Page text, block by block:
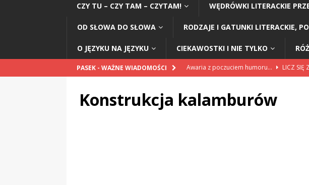
CZY TU – CZY TAM – CZYTAM! WĘDRÓWKI LITERACKIE
OD SŁOWA DO SŁOWA RODZAJE I GATUNKI LITERACKIE,
O JĘZYKU NA JĘZYKU CIEKAWOSTKI I NIE TYLKO
PASEK - WAŻNE WIADOMOŚCI Awaria z poczuciem humoru…
LICZ SIĘ
Pomnik Sanitariuszki w Kołobrzegu
Konstrukcja kalamburów